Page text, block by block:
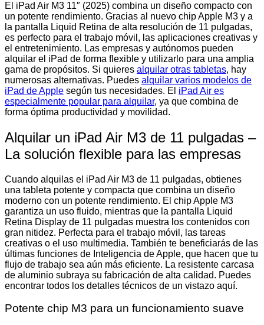
El iPad Air M3 11″ (2025) combina un diseño compacto con
un potente rendimiento. Gracias al nuevo chip Apple M3 y a
la pantalla Liquid Retina de alta resolución de 11 pulgadas,
es perfecto para el trabajo móvil, las aplicaciones creativas y
el entretenimiento. Las empresas y autónomos pueden
alquilar el iPad de forma flexible y utilizarlo para una amplia
gama de propósitos. Si quieres alquilar otras tabletas, hay
numerosas alternativas. Puedes alquilar varios modelos de
iPad de Apple según tus necesidades. El iPad Air es
especialmente popular para alquilar, ya que combina de
forma óptima productividad y movilidad.
Alquilar un iPad Air M3 de 11 pulgadas –
La solución flexible para las empresas
Cuando alquilas el iPad Air M3 de 11 pulgadas, obtienes
una tableta potente y compacta que combina un diseño
moderno con un potente rendimiento. El chip Apple M3
garantiza un uso fluido, mientras que la pantalla Liquid
Retina Display de 11 pulgadas muestra los contenidos con
gran nitidez. Perfecta para el trabajo móvil, las tareas
creativas o el uso multimedia. También te beneficiarás de las
últimas funciones de Inteligencia de Apple, que hacen que tu
flujo de trabajo sea aún más eficiente. La resistente carcasa
de aluminio subraya su fabricación de alta calidad. Puedes
encontrar todos los detalles técnicos de un vistazo aquí.
Potente chip M3 para un funcionamiento suave